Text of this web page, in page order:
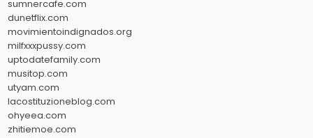
sumnercafe.com
dunetflix.com
movimientoindignados.org
milfxxxpussy.com
uptodatefamily.com
musitop.com
utyam.com
lacostituzioneblog.com
ohyeea.com
zhitiemoe.com